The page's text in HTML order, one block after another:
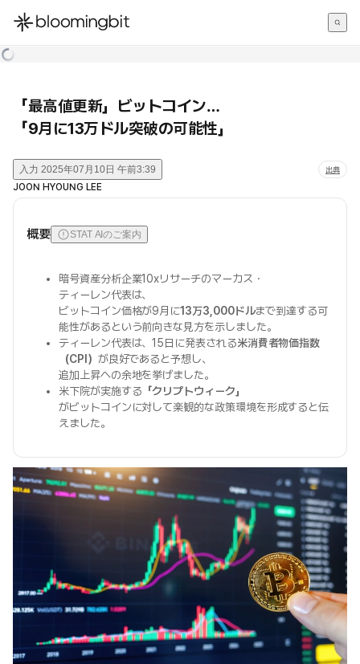
한국어
「最高値更新」ビットコイン…
「9月に13万ドル突破の可能性」
入力 2025年07月10日 午前3:39 出典
JOON HYOUNG LEE
概要 STAT AIのご案内
暗号資産分析企業10xリサーチのマーカス・
ティーレン代表は、
ビットコイン価格が9月に13万3,000ドルまで到達する可
能性があるという前向きな見方を示しました。
ティーレン代表は、15日に発表される米消費者物価指数
（CPI） が良好であると予想し、
追加上昇への余地を挙げました。
米下院が実施する 「クリプトウィーク」
がビットコインに対して楽観的な政策環境を形成すると伝
えました。